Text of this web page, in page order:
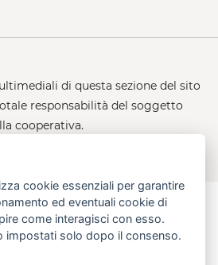
di questa sezione del sito
responsabilità del soggetto
cooperativa.
consultare la
innovativa, online
cookie essenziali per garantire
ed eventuali cookie di
come interagisci con esso.
impostati solo dopo il consenso.